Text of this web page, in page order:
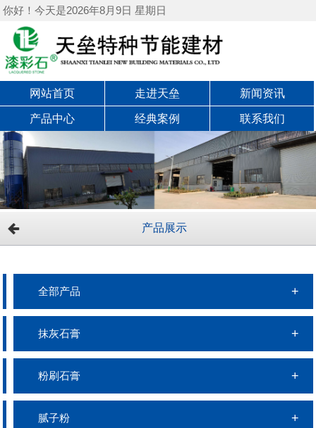
你好！今天是2026年8月9日 星期日
网站首页 走进天垒 新闻资讯
产品中心 经典案例 联系我们
产品展示
全部产品
抹灰石膏
粉刷石膏
腻子粉